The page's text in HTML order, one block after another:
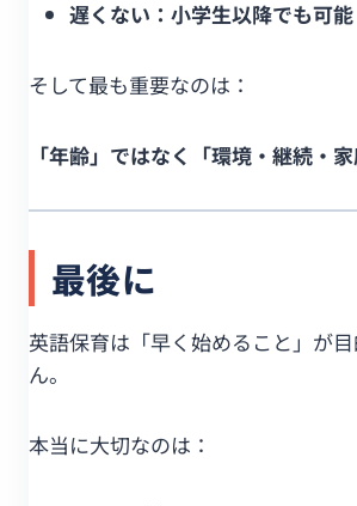
遅くない：小学生以降でも可能
そして最も重要なのは：
「年齢」ではなく「環境・継続・家
最後に
英語保育は「早く始めること」が
ん。
本当に大切なのは：